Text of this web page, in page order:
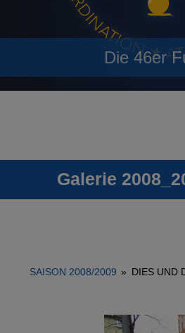
Die 46er
Galerie
SAISON 2008/2009 » DIES UND